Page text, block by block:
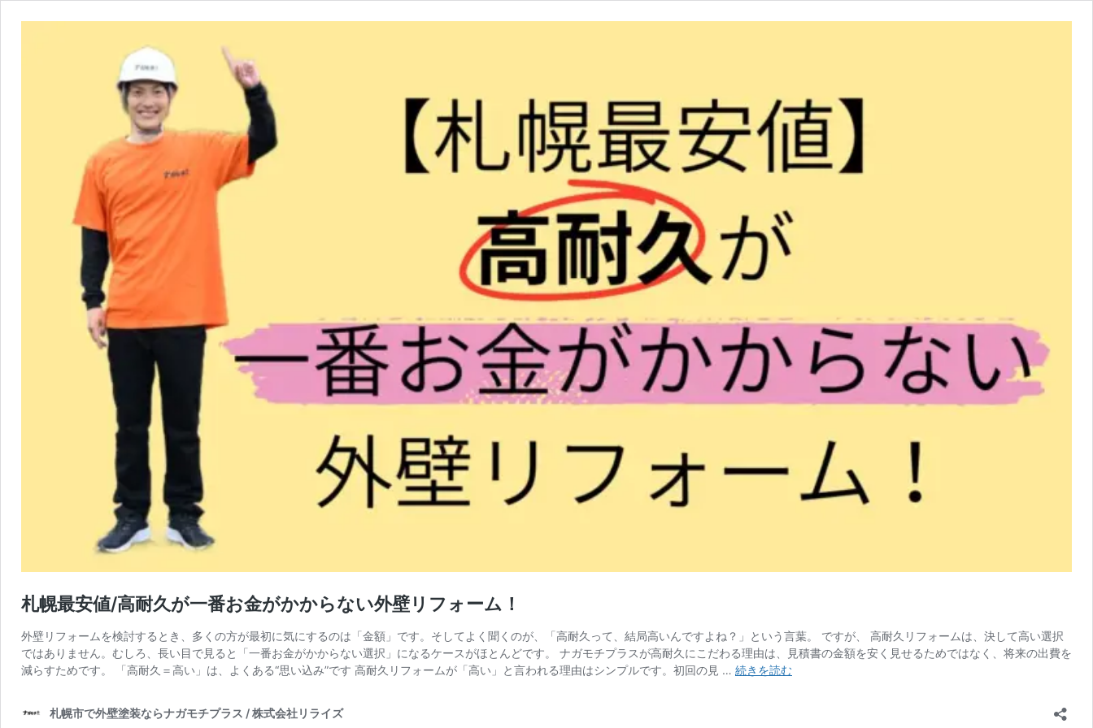
札幌最安値/高耐久が一番お金がかからない外壁リフォーム！
外壁リフォームを検討するとき、多くの方が最初に気にするのは「金額」です。そしてよく聞くのが、「高耐久って、結局高いんですよね？」という言葉。 ですが、 高耐久リフォームは、決して高い選択
ではありません。むしろ、長い目で見ると「一番お金がかからない選択」になるケースがほとんどです。 ナガモチプラスが高耐久にこだわる理由は、見積書の金額を安く見せるためではなく、将来の出費を
減らすためです。 「高耐久＝高い」は、よくある“思い込み”です 高耐久リフォームが「高い」と言われる理由はシンプルです。初回の見 … 続きを読む札
札幌市で外壁塗装ならナガモチプラス / 株式会社リライズ